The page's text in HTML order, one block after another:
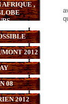
,
2012
08
2012